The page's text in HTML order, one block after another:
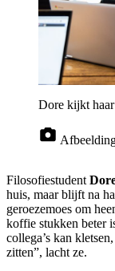
Dore kijkt
Filosofiestudent
huis, maar blijft na
geroezemoes om
koffie stukken beter
collega’s kan
zitten”, lacht ze.